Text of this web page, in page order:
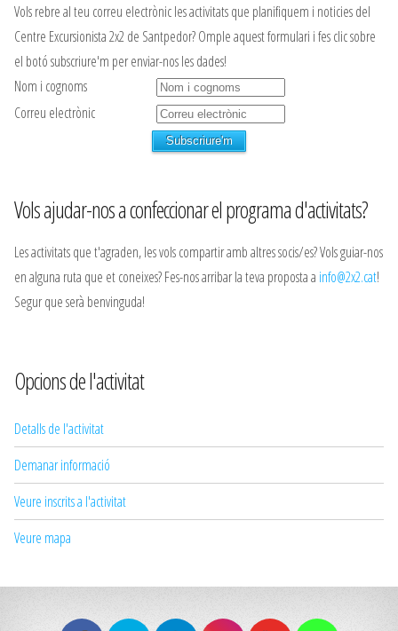
Vols rebre al teu correu electrònic les activitats que planifiquem i noticies del
Centre Excursionista 2x2 de Santpedor? Omple aquest formulari i fes clic sobre
el botó subscriure'm per enviar-nos les dades!
Nom i cognoms
Correu electrònic
Vols ajudar-nos a confeccionar el programa d'activitats?
Les activitats que t'agraden, les vols compartir amb altres socis/es? Vols guiar-nos
en alguna ruta que et coneixes? Fes-nos arribar la teva proposta a info@2x2.cat!
Segur que serà benvinguda!
Opcions de l'activitat
Detalls de l'activitat
Demanar informació
Veure inscrits a l'activitat
Veure mapa